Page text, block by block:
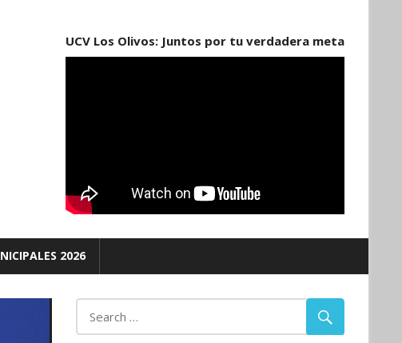
UCV Los Olivos: Juntos por tu verdadera meta
2026